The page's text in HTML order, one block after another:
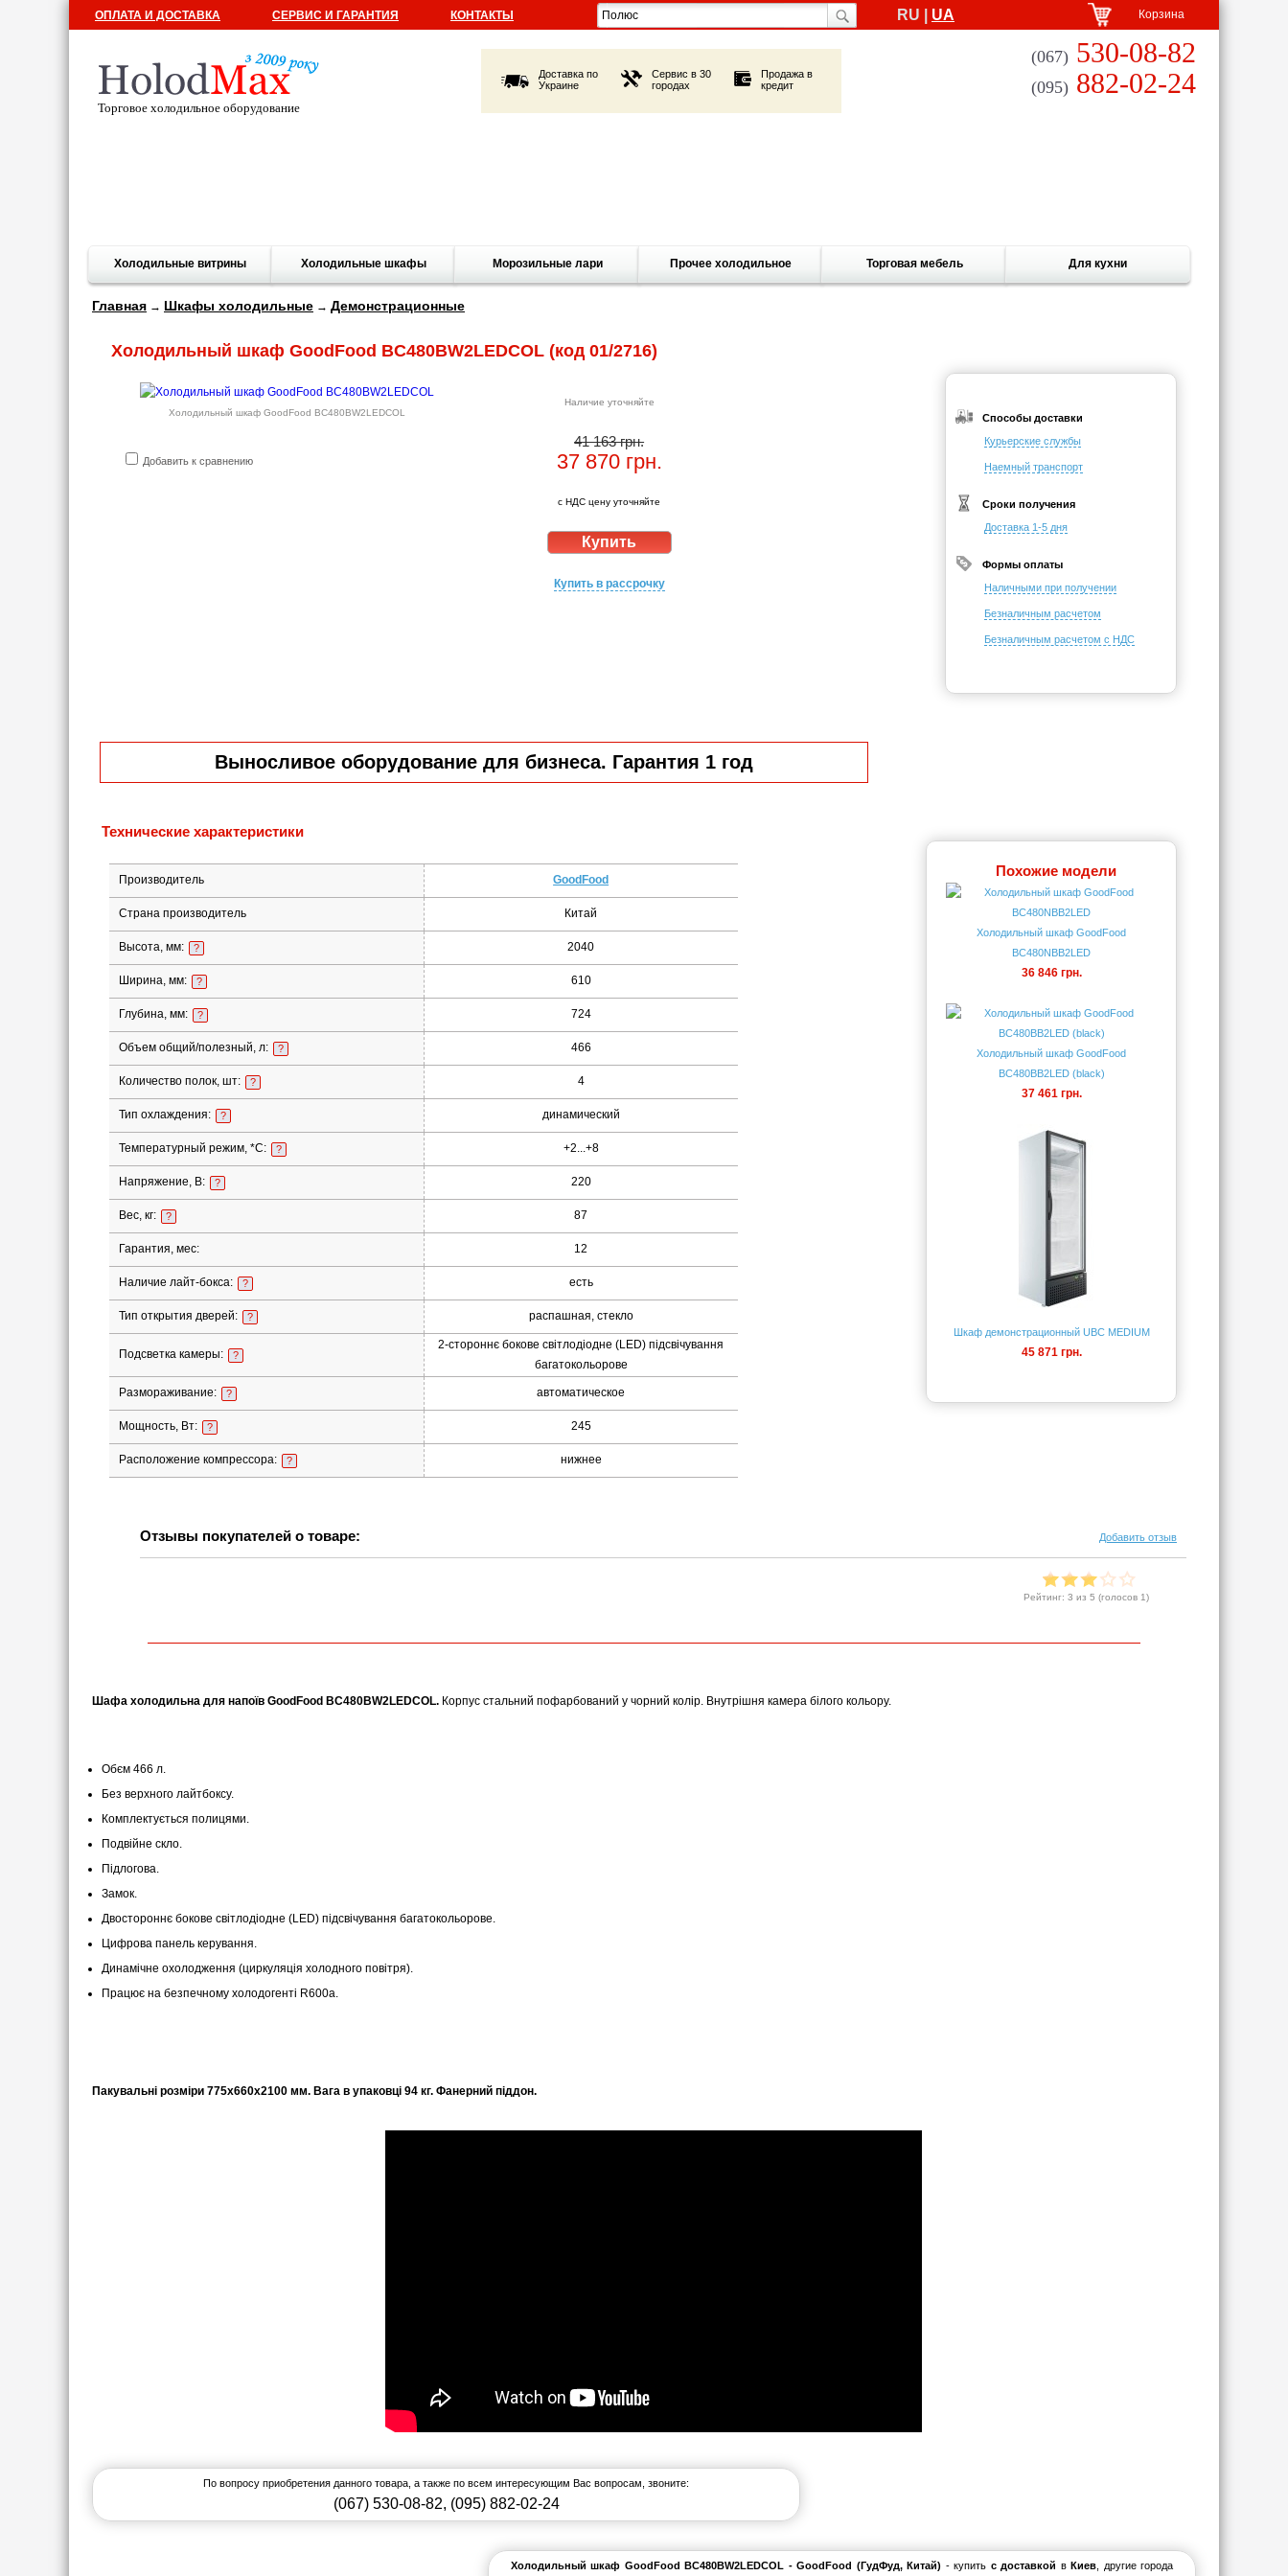
ОПЛАТА И ДОСТАВКА СЕРВИС И ГАРАНТИЯ КОНТАКТЫ RU | UA Корзина
Торговое холодильное оборудование
Доставка по
Украине
Сервис в 30
городах
Продажа в
кредит
(067) 530-08-82
(095) 882-02-24
Холодильные витрины Холодильные шкафы Морозильные лари Прочее холодильное Торговая мебель Для кухни
Главная → Шкафы холодильные → Демонстрационные
Холодильный шкаф GoodFood BC480BW2LEDCOL (код 01/2716)
Холодильный шкаф GoodFood BC480BW2LEDCOL
Добавить к сравнению
Наличие уточняйте
41 163 грн.
37 870грн.
с НДС цену уточняйте
Купить в рассрочку
Способы доставки
Курьерские службы
Наемный транспорт
Сроки получения
Доставка 1-5 дня
Формы оплаты
Наличными при получении
Безналичным расчетом
Безналичным расчетом с НДС
Выносливое оборудование для бизнеса. Гарантия 1 год
Технические характеристики
Производитель GoodFood
Страна производитель Китай
Высота, мм: ? 2040
Ширина, мм: ? 610
Глубина, мм: ? 724
Объем общий/полезный, л: ? 466
Количество полок, шт: ? 4
Тип охлаждения: ? динамический
Температурный режим, *С: ? +2...+8
Напряжение, В: ? 220
Вес, кг: ? 87
Гарантия, мес: 12
Наличие лайт-бокса: ? есть
Тип открытия дверей: ? распашная, стекло
Подсветка камеры: ?
2-стороннє бокове світлодіодне (LED) підсвічування
багатокольорове
Размораживание: ? автоматическое
Мощность, Вт: ? 245
Расположение компрессора: ? нижнее
Похожие модели
Холодильный шкаф GoodFood
BC480NBB2LED
36 846 грн.
Холодильный шкаф GoodFood
BC480BB2LED (black)
37 461 грн.
Шкаф демонстрационный UBC MEDIUM
45 871 грн.
Отзывы покупателей о товаре: Добавить отзыв
Рейтинг: 3 из 5 (голосов 1)
Шафа холодильна для напоїв GoodFood BC480BW2LEDCOL. Корпус стальний пофарбований у чорний колір. Внутрішня камера білого кольору.
Обєм 466 л.
Без верхного лайтбоксу.
Комплектується полицями.
Подвійне скло.
Підлогова.
Замок.
Двостороннє бокове світлодіодне (LED) підсвічування багатокольорове.
Цифрова панель керування.
Динамічне охолодження (циркуляція холодного повітря).
Працює на безпечному холодогенті R600a.
Пакувальні розміри 775х660х2100 мм. Вага в упаковці 94 кг. Фанерний піддон.
По вопросу приобретения данного товара, а также по всем интересующим Вас вопросам, звоните:
(067) 530-08-82, (095) 882-02-24
Холодильный шкаф GoodFood BC480BW2LEDCOL - GoodFood (ГудФуд, Китай) - купить с доставкой вКиев , другие города